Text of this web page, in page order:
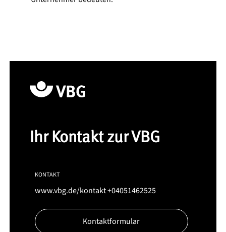
Ihr Kontakt zur VBG
KONTAKT
www.vbg.de/kontakt+04051462525
Kontaktformular